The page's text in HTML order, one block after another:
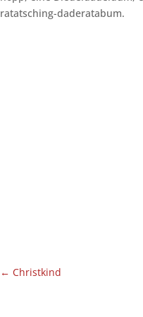
ratatsching-daderatabum.
← Christkind